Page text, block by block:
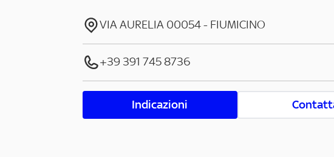
VIA AURELIA 00054- FIUMICINO
+39 391 745 8736
Indicazioni